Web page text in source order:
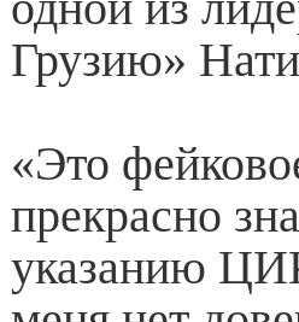
Грузию»
«Это
прекрасно
указанию